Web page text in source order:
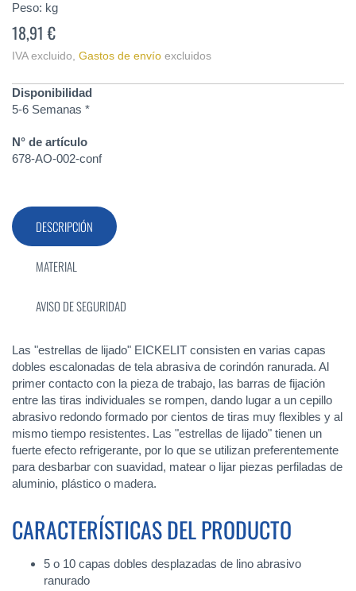
Peso: kg
18,91 €
IVA excluido, Gastos de envío excluidos
Disponibilidad
5-6 Semanas *
N° de artículo
678-AO-002-conf
DESCRIPCIÓN
Las "estrellas de lijado" EICKELIT consisten en varias capas
dobles escalonadas de tela abrasiva de corindón ranurada. Al
primer contacto con la pieza de trabajo, las barras de fijación
entre las tiras individuales se rompen, dando lugar a un cepillo
abrasivo redondo formado por cientos de tiras muy flexibles y al
mismo tiempo resistentes. Las "estrellas de lijado" tienen un
fuerte efecto refrigerante, por lo que se utilizan preferentemente
para desbarbar con suavidad, matear o lijar piezas perfiladas de
aluminio, plástico o madera.
CARACTERÍSTICAS DEL PRODUCTO
5 o 10 capas dobles desplazadas de lino abrasivo
ranurado
MATERIAL
AVISO DE SEGURIDAD